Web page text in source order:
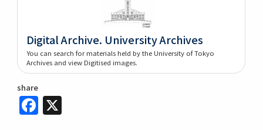
Digital Archive. University Archives
You can search for materials held by the University of Tokyo
Archives and view Digitised images.
share
Facebook